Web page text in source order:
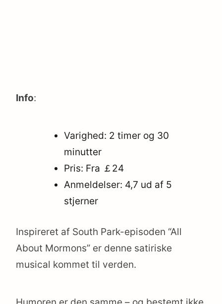
Info:
Varighed: 2 timer og 30
minutter
Pris: Fra ￡24
Anmeldelser: 4,7 ud af 5
stjerner
Inspireret af South Park-episoden “All
About Mormons” er denne satiriske
musical kommet til verden.